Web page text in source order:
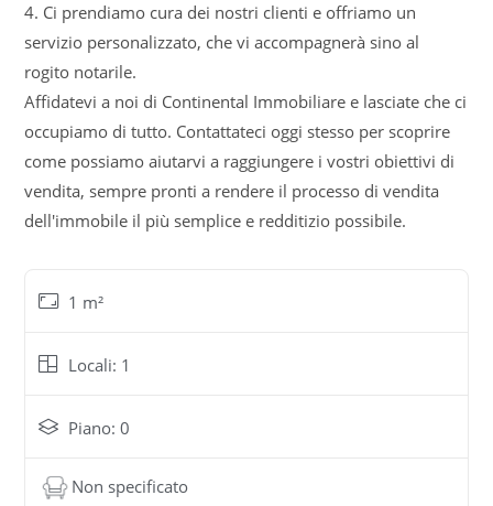
4. Ci prendiamo cura dei nostri clienti e offriamo un
servizio personalizzato, che vi accompagnerà sino al
rogito notarile.
Affidatevi a noi di Continental Immobiliare e lasciate che ci
occupiamo di tutto. Contattateci oggi stesso per scoprire
come possiamo aiutarvi a raggiungere i vostri obiettivi di
vendita, sempre pronti a rendere il processo di vendita
dell'immobile il più semplice e redditizio possibile.
1 m²
Locali: 1
Piano: 0
Non specificato